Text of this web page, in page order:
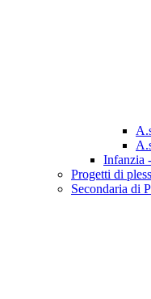
Infanzia
Progetti di
Secondaria di